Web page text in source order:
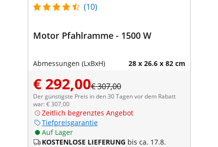
(10)
Motor Pfahlramme - 1500 W
Abmessungen (LxBxH) 28 x 26.6 x 82 cm
€ 292,00€ 307,00
Der günstigste Preis in den 30 Tagen vor dem Rabatt
war: € 307,00
Zeitlich begrenztes Angebot
Tiefpreisgarantie
Auf Lager
KOSTENLOSE LIEFERUNG bis ca. 17.8.